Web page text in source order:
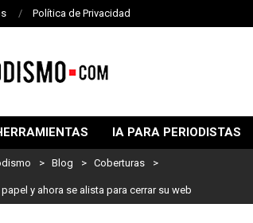
Política de Privacidad
IA PARA PERIODISTAS
> Blog > Coberturas >
y ahora se alista para cerrar su web
Lo